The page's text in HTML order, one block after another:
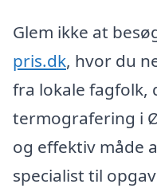
Glem ikke at
pris.dk, hvor du
fra lokale fagfolk,
termografering i
og effektiv måde
specialist til